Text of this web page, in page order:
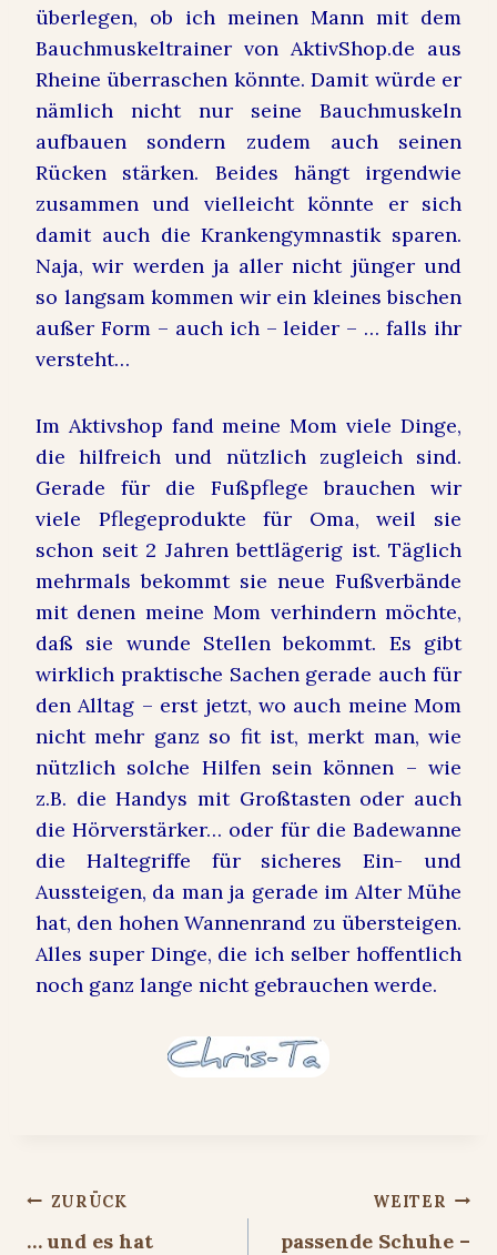
überlegen, ob ich meinen Mann mit dem
Bauchmuskeltrainer von AktivShop.de aus
Rheine überraschen könnte. Damit würde er
nämlich nicht nur seine Bauchmuskeln
aufbauen sondern zudem auch seinen
Rücken stärken. Beides hängt irgendwie
zusammen und vielleicht könnte er sich
damit auch die Krankengymnastik sparen.
Naja, wir werden ja aller nicht jünger und
so langsam kommen wir ein kleines bischen
außer Form – auch ich – leider – … falls ihr
versteht…
Im Aktivshop fand meine Mom viele Dinge,
die hilfreich und nützlich zugleich sind.
Gerade für die Fußpflege brauchen wir
viele Pflegeprodukte für Oma, weil sie
schon seit 2 Jahren bettlägerig ist. Täglich
mehrmals bekommt sie neue Fußverbände
mit denen meine Mom verhindern möchte,
daß sie wunde Stellen bekommt. Es gibt
wirklich praktische Sachen gerade auch für
den Alltag – erst jetzt, wo auch meine Mom
nicht mehr ganz so fit ist, merkt man, wie
nützlich solche Hilfen sein können – wie
z.B. die Handys mit Großtasten oder auch
die Hörverstärker… oder für die Badewanne
die Haltegriffe für sicheres Ein- und
Aussteigen, da man ja gerade im Alter Mühe
hat, den hohen Wannenrand zu übersteigen.
Alles super Dinge, die ich selber hoffentlich
noch ganz lange nicht gebrauchen werde.
Beitragsnavigation
ZURÜCK
… und es hat
WEITER
passende Schuhe –